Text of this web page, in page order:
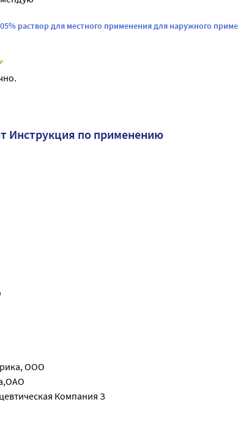
раствор для местного применения для наружного
Инструкция по применению
ООО
Компания З